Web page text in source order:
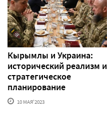
Кырымлы и Украина:
исторический реализм и
стратегическое
планирование
10 МАЯ'2023